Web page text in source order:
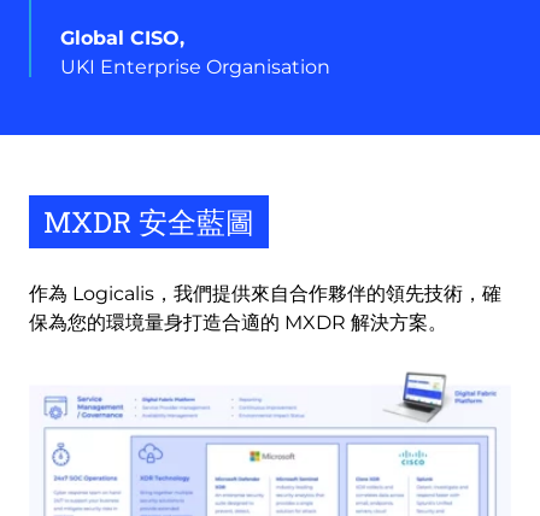
Global CISO,
UKI Enterprise Organisation
MXDR 安全藍圖
作為 Logicalis，我們提供來自合作夥伴的領先技術，確
保為您的環境量身打造合適的 MXDR 解決方案。